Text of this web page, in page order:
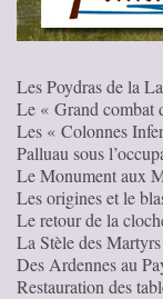
Les Poydras de la
Le « Grand combat
Les « Colonnes
Palluau sous
Le Monument aux
Les origines et le
Le retour de la
La Stèle des Martyrs
Des Ardennes au
Restauration des